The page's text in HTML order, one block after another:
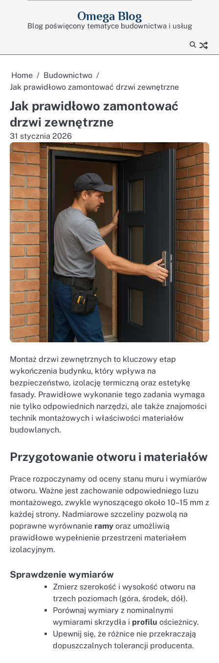
Omega Blog
Blog poświęcony tematyce budownictwa i usług
Home
Budownictwo
Jak prawidłowo zamontować drzwi zewnętrzne
Jak prawidłowo zamontować
drzwi zewnętrzne
31 stycznia 2026
Montaż drzwi zewnętrznych to kluczowy etap
wykończenia budynku, który wpływa na
bezpieczeństwo, izolację termiczną oraz estetykę
fasady. Prawidłowe wykonanie tego zadania wymaga
nie tylko odpowiednich narzędzi, ale także znajomości
technik montażowych i właściwości materiałów
budowlanych.
Przygotowanie otworu i materiałów
Prace rozpoczynamy od oceny stanu muru i wymiarów
otworu. Ważne jest zachowanie odpowiedniego luzu
montażowego, zwykle wynoszącego około 10–15 mm z
każdej strony. Nadmiarowe szczeliny pozwolą na
poprawne wyrównanie ramy oraz umożliwią
prawidłowe wypełnienie przestrzeni materiałem
izolacyjnym.
Sprawdzenie wymiarów
Zmierz szerokość i wysokość otworu na
trzech poziomach (góra, środek, dół).
Porównaj wymiary z nominalnymi
wymiarami skrzydła i profilu ościeżnicy.
Upewnij się, że różnice nie przekraczają
dopuszczalnych tolerancji producenta.